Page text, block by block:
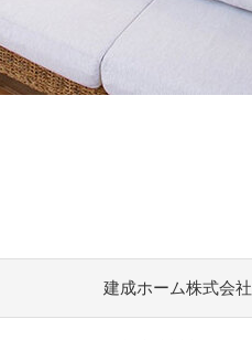
建成ホーム株式会社